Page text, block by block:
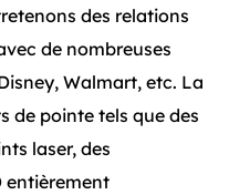
des relations
de nombreuses
Walmart, etc. La
de pointe tels que des
laser, des
entièrement